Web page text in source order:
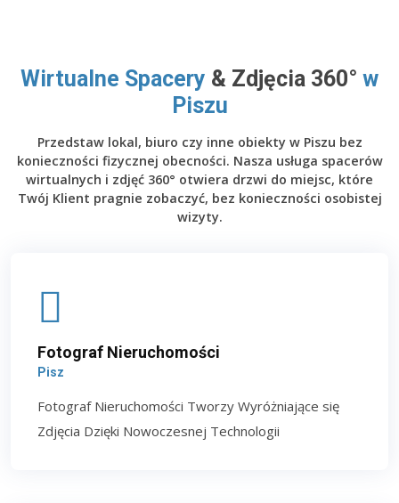
Wirtualne Spacery & Zdjęcia 360° w
Piszu
Przedstaw lokal, biuro czy inne obiekty w Piszu bez
konieczności fizycznej obecności. Nasza usługa spacerów
wirtualnych i zdjęć 360° otwiera drzwi do miejsc, które
Twój Klient pragnie zobaczyć, bez konieczności osobistej
wizyty.
Fotograf Nieruchomości
Pisz
Fotograf Nieruchomości Tworzy Wyróżniające się
Zdjęcia Dzięki Nowoczesnej Technologii